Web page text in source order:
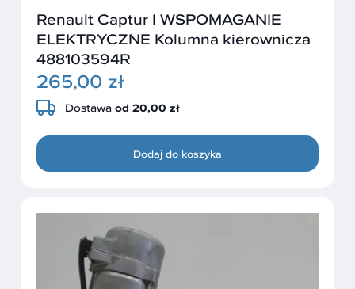
Renault Captur I WSPOMAGANIE
ELEKTRYCZNE Kolumna kierownicza
488103594R
265,00 zł
Dostawa od 20,00 zł
Dodaj do koszyka